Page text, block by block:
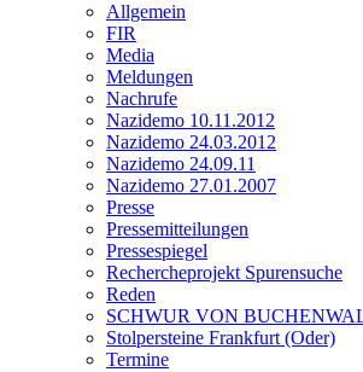
Allgemein
FIR
Media
Meldungen
Nachrufe
Nazidemo 10.11.2012
Nazidemo 24.03.2012
Nazidemo 24.09.11
Nazidemo 27.01.2007
Presse
Pressemitteilungen
Pressespiegel
Rechercheprojekt Spurensuche
Reden
SCHWUR VON
Stolpersteine Frankfurt (Oder)
Termine